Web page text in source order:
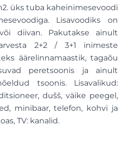
üks tuba kaheinimesevoodi
Lisavoodiks on
diivan. Pakutakse ainult
2+2 / 3+1 inimeste
äärelinnamaastik, tagaõu
peretsoonis ja ainult
tsoonis. Lisavalikud:
dušš, väike peegel,
minibaar, telefon, kohvi ja
TV: kanalid.